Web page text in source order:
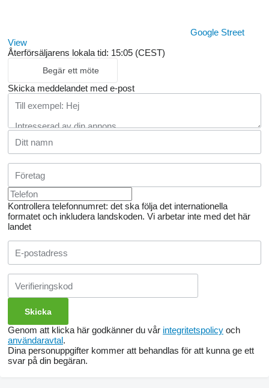
Google Street
View
Återförsäljarens lokala tid: 15:05 (CEST)
Begär ett möte
Skicka meddelandet med e-post
Kontrollera telefonnumret: det ska följa det internationella
formatet och inkludera landskoden. Vi arbetar inte med det här
landet
Genom att klicka här godkänner du vår integritetspolicy och
användaravtal.
Dina personuppgifter kommer att behandlas för att kunna ge ett
svar på din begäran.